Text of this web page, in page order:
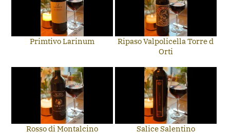
Primtivo Larinum
Ripaso Valpolicella Torre d
Orti
Rosso di Montalcino Salice Salentino